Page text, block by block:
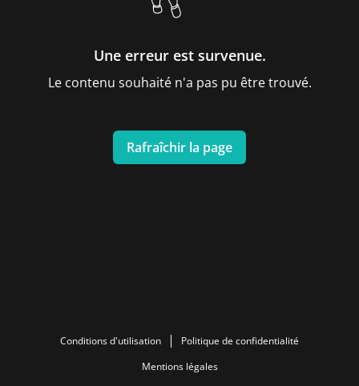
Une erreur est survenue.
Le contenu souhaité n'a pas pu être trouvé.
Rafraîchir la page
Conditions d'utilisation
Politique de confidentialité
Mentions légales